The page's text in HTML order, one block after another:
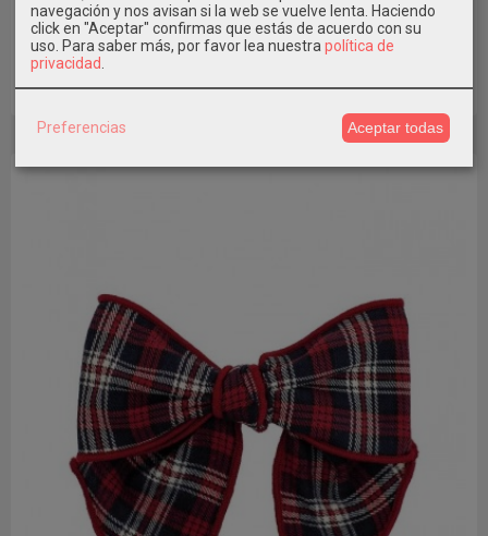
Jesusito Monzón 3 piezas bebé...
40,99 €
navegación y nos avisan si la web se vuelve lenta. Haciendo
click en "Aceptar" confirmas que estás de acuerdo con su
uso. Para saber más, por favor lea nuestra política de
privacidad
Preferencias Aceptar todas